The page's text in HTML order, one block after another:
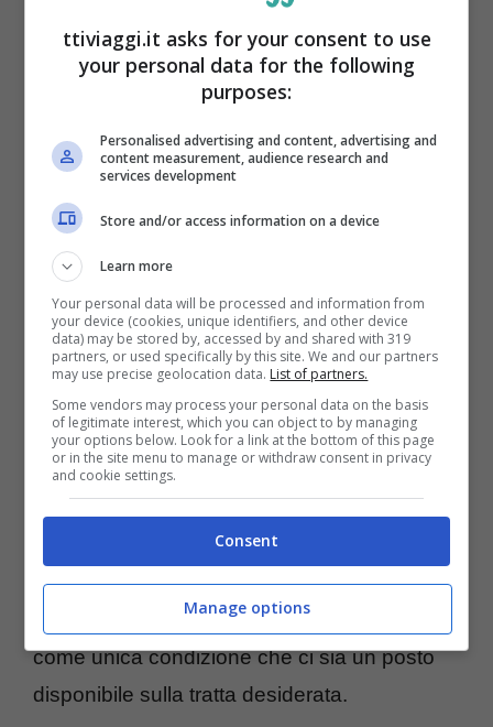
all’ultimo minuto (ttiviaggi.it)
La prima è
programma fedeltà Volare, il quale regala
tanti tipi di vantaggi esclusivi o servizi
premium, tipo SkyPriority o la possibilità di
mettere insieme punti con partner come
Korean Air o Virgin Atlantic. Un’altra
, che con Flexi Plus ti da la
possibilità di modificare il volo il giorno stesso
del viaggio senza nessun addebito, con
come unica condizione che ci sia un posto
disponibile sulla tratta desiderata.
ttiviaggi.it asks for your consent to use
your personal data for the following
purposes:
Personalised advertising and content, advertising and
content measurement, audience research and
services development
Store and/or access information on a device
Learn more
Your personal data will be processed and information from
your device (cookies, unique identifiers, and other device
data) may be stored by, accessed by and shared with 319
partners, or used specifically by this site. We and our partners
may use precise geolocation data. List of partners.
Some vendors may process your personal data on the basis
of legitimate interest, which you can object to by managing
your options below. Look for a link at the bottom of this page
or in the site menu to manage or withdraw consent in privacy
and cookie settings.
Consent
Manage options